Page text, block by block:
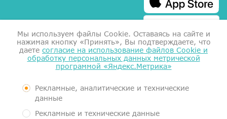
Справка для налоговой
Документы
Контролирующие органы
Пользовательское соглашение
Мы используем файлы Сookie. Оставаясь на сайте и
нажимая кнопку «Принять», Вы подтверждаете, что
даете согласие на использование файлов Cookie и
обработку персональных данных метрической
программой «Яндекс.Метрика»
Рекламные, аналитические и технические
данные
Рекламные и технические данные